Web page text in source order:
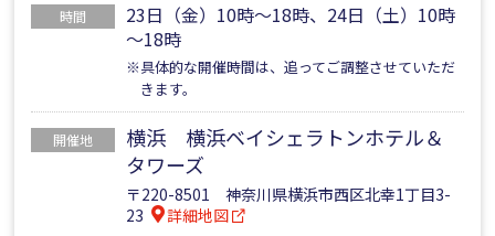
時間
23日（金）10時～18時、24日（土）10時
～18時
※具体的な開催時間は、追ってご調整させていただ
きます。
開催地
横浜 横浜ベイシェラトンホテル＆
タワーズ
〒220-8501 神奈川県横浜市西区北幸1丁目3-
23
詳細地図